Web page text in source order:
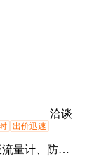
接虫袋、流
、噪声计、
洽谈
出价迅速
量计、防爆